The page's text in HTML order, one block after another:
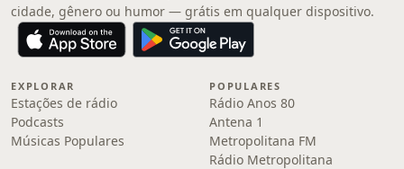
cidade, gênero ou humor — grátis em qualquer dispositivo.
EXPLORAR
Estações de rádio
Podcasts
Músicas Populares
POPULARES
Rádio Anos 80
Antena 1
Metropolitana FM
Rádio Metropolitana